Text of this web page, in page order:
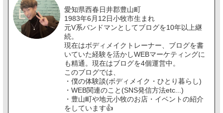
愛知県西春日井郡豊山町
1983年6月12日小牧市生まれ
元V系バンドマンとしてブログを10年以上継
続。
現在はボディメイクトレーナー、ブログを書
いていた経験を活かしWEBマーケティングに
も精通。現在はブログを4個運営中。
このブログでは、
・僕の体験談(ボディメイク・ひとり暮らし)
・WEB関連のこと(SNS発信方法etc...)
・豊山町や地元小牧のお店・イベントの紹介
をしています👍️